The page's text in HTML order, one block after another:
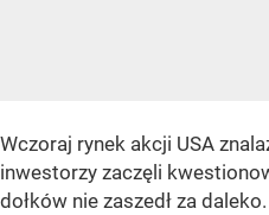
Wczoraj rynek akcji USA
inwestorzy zaczęli
dołków nie zaszedł za